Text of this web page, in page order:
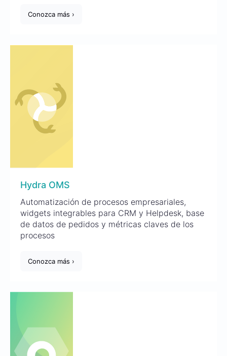
Conozca más ›
Hydra OMS
Automatización de procesos empresariales,
widgets integrables para CRM y Helpdesk, base
de datos de pedidos y métricas claves de los
procesos
Conozca más ›